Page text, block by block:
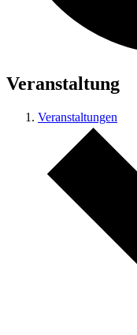
Veranstaltung
Veranstaltungen